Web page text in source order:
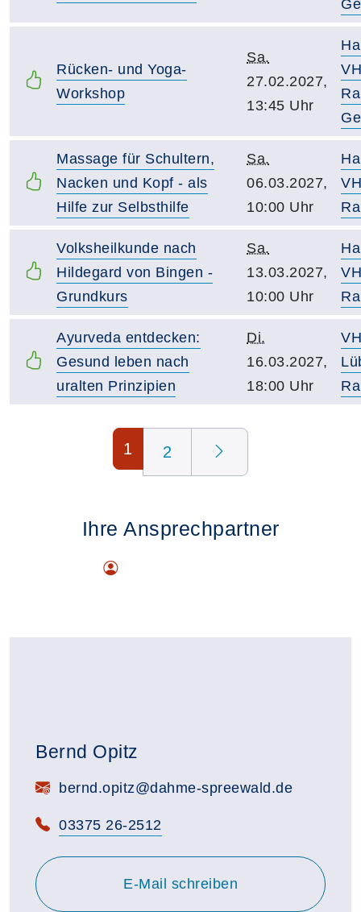
Rücken- und Yoga-
Workshop
Sa.
27.02.2027,
13:45 Uhr
Massage für Schultern,
Nacken und Kopf - als
Hilfe zur Selbsthilfe
Sa.
06.03.2027,
10:00 Uhr
Volksheilkunde nach
Hildegard von Bingen -
Grundkurs
Sa.
13.03.2027,
10:00 Uhr
Ayurveda entdecken:
Gesund leben nach
uralten Prinzipien
Di.
16.03.2027,
18:00 Uhr
1 2
Ihre Ansprechpartner
Bernd Opitz
E-Mail:bernd.opitz@dahme-spreewald.de
Telefon:
03375 26-2512
E-Mail schreiben